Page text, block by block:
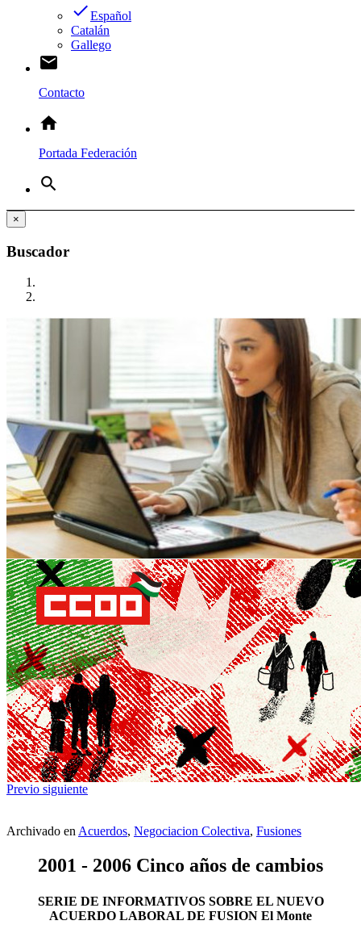
doneEspañol
Catalán
Gallego
email
Contacto
home
Portada Federación
search
×
Buscador
Previo siguiente
Archivado enAcuerdos, Negociacion Colectiva, Fusiones
2001 - 2006 Cinco años de cambios
SERIE DE INFORMATIVOS SOBRE EL NUEVO
ACUERDO LABORAL DE FUSION El Monte